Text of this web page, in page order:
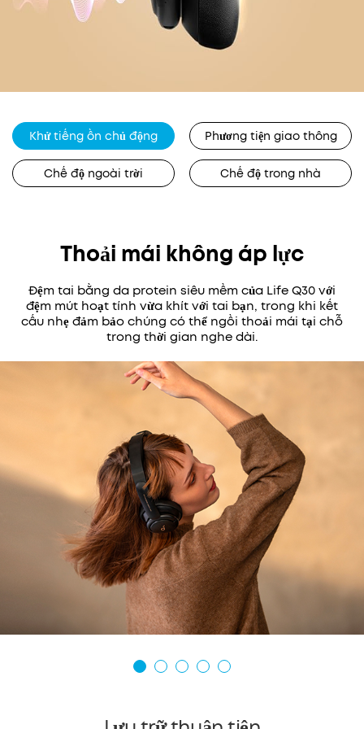
Khử tiếng ồn chủ động Phương tiện giao thông
Chế độ ngoài trời Chế độ trong nhà
Thoải mái không áp lực
Đệm tai bằng da protein siêu mềm của Life Q30 với
đệm mút hoạt tính vừa khít với tai bạn, trong khi kết
cấu nhẹ đảm bảo chúng có thể ngồi thoải mái tại chỗ
trong thời gian nghe dài.